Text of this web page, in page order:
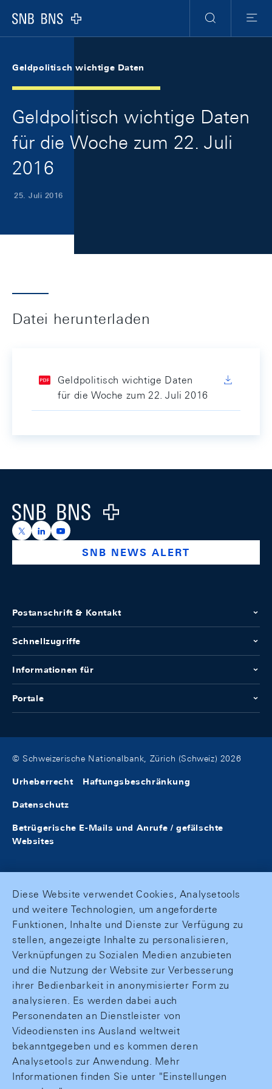
Logo
Suche
Menu
Geldpolitisch wichtige Daten
Geldpolitisch wichtige Daten
für die Woche zum 22. Juli
2016
25. Juli 2016
Datei herunterladen
Geldpolitisch wichtige Daten
für die Woche zum 22. Juli 2016
Logo
https://x.com/snb_bns
https://ch.linkedin.com/company/swiss-national-
https://www.youtube.com/@swissnationalbank
SNB NEWS ALERT
Postanschrift & Kontakt
Schnellzugriffe
Informationen für
Portale
© Schweizerische Nationalbank, Zürich (Schweiz) 2026
Urheberrecht Haftungsbeschränkung
Datenschutz
Betrügerische E-Mails und Anrufe / gefälschte
Websites
Diese Website verwendet Cookies, Analysetools
und weitere Technologien, um angeforderte
Funktionen, Inhalte und Dienste zur Verfügung zu
stellen, angezeigte Inhalte zu personalisieren,
Verknüpfungen zu Sozialen Medien anzubieten
und die Nutzung der Website zur Verbesserung
ihrer Bedienbarkeit in anonymisierter Form zu
analysieren. Es werden dabei auch
Personendaten an Dienstleister von
Videodiensten ins Ausland weltweit
bekanntgegeben und es kommen deren
Analysetools zur Anwendung. Mehr
Informationen finden Sie unter "Einstellungen